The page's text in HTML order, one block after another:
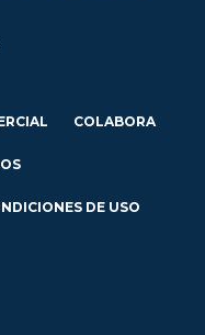
COLABORA
DE USO